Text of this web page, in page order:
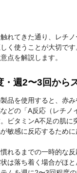
れてきた通り、レチ
く使うことが大切で
点を解説します。
・週2〜3回から
品を使用すると、赤
どの「A反応（レチノ
ビタミンA不足の肌に
敏感に反応するために
れるまでの一時的な
は落ち着く場合がほ